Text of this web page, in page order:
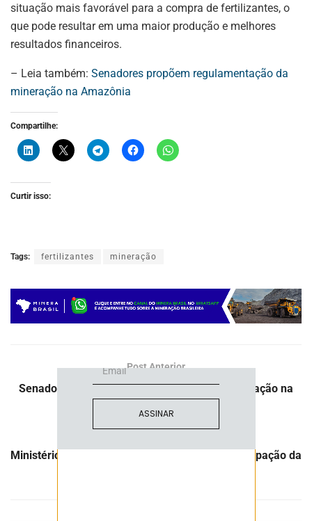
situação mais favorável para a compra de fertilizantes, o
que pode resultar em uma maior produção e melhores
resultados financeiros.
– Leia também: Senadores propõem regulamentação da
mineração na Amazônia
Compartilhe:
Curtir isso:
Tags: fertilizantes mineração
Post Anterior
Senadores propõem regulamentação da mineração na
Amazônia
Ministério de Minas e Energia quer dobrar participação da
NEWSLETTER
ASSINAR